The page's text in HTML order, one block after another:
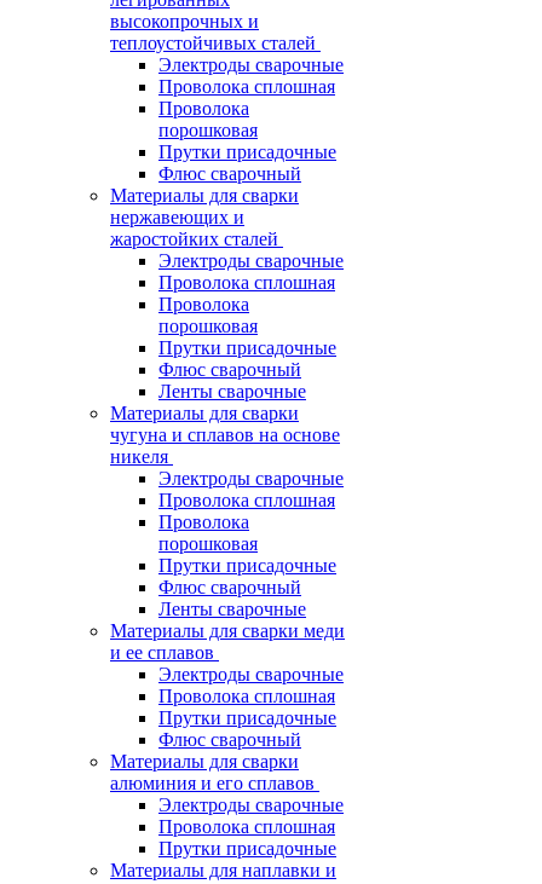
высокопрочных и
теплоустойчивых сталей
Электроды сварочные
Проволока сплошная
Проволока
порошковая
Прутки присадочные
Флюс сварочный
Материалы для сварки
нержавеющих и
жаростойких сталей
Электроды сварочные
Проволока сплошная
Проволока
порошковая
Прутки присадочные
Флюс сварочный
Ленты сварочные
Материалы для сварки
чугуна и сплавов на основе
никеля
Электроды сварочные
Проволока сплошная
Проволока
порошковая
Прутки присадочные
Флюс сварочный
Ленты сварочные
Материалы для сварки меди
и ее сплавов
Электроды сварочные
Проволока сплошная
Прутки присадочные
Флюс сварочный
Материалы для сварки
алюминия и его сплавов
Электроды сварочные
Проволока сплошная
Прутки присадочные
Материалы для наплавки и